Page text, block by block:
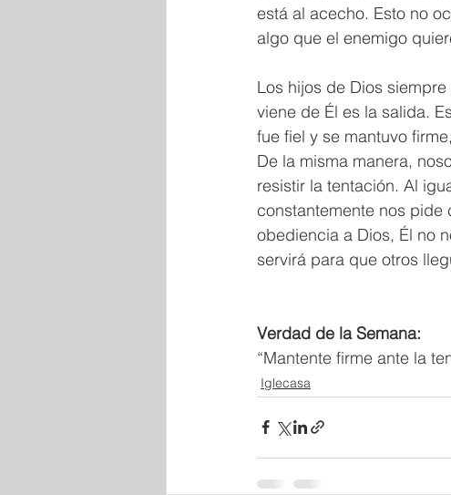
está al acecho. Esto no
algo que el enemigo
Los hijos de Dios
viene de Él es la salida.
fue fiel y se mantuvo
De la misma manera,
resistir la tentación. Al
constantemente nos pide
obediencia a Dios, Él no
servirá para que otros
Verdad de la Semana:
“Mantente firme ante la
Iglecasa